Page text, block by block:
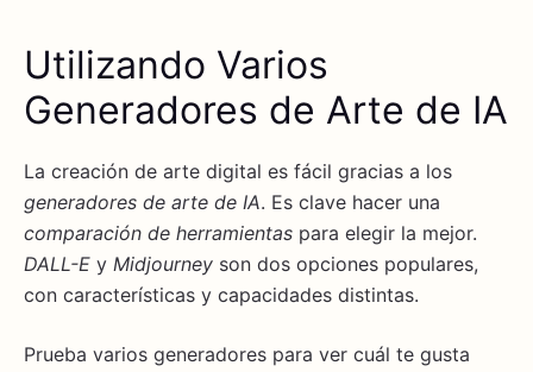
Utilizando Varios
Generadores de Arte de IA
La creación de arte digital es fácil gracias a los
generadores de arte de IA. Es clave hacer una
comparación de herramientas para elegir la mejor.
DALL-E y Midjourney son dos opciones populares,
con características y capacidades distintas.
Prueba varios generadores para ver cuál te gusta